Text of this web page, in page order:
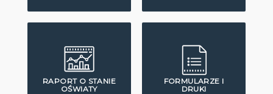
RAPORT O STANIE
OŚWIATY
FORMULARZE I
DRUKI